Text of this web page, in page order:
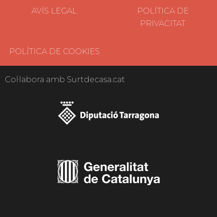
AVÍS LEGAL
POLÍTICA DE
PRIVACITAT
POLÍTICA DE COOKIES
Col·labora amb Surtdecasa.cat